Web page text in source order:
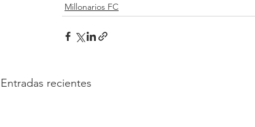
Millonarios FC
Entradas recientes